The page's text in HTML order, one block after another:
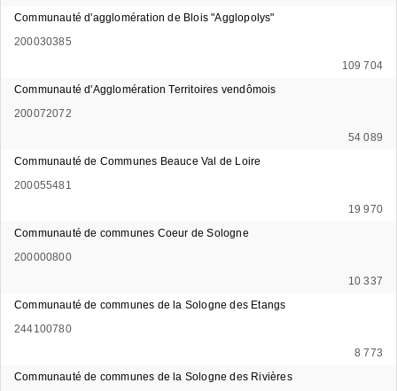
Communauté d'agglomération de Blois "Agglopolys"
200030385
109 704
Communauté d'Agglomération Territoires vendômois
200072072
54 089
Communauté de Communes Beauce Val de Loire
200055481
19 970
Communauté de communes Coeur de Sologne
200000800
10 337
Communauté de communes de la Sologne des Etangs
244100780
8 773
Communauté de communes de la Sologne des Rivières